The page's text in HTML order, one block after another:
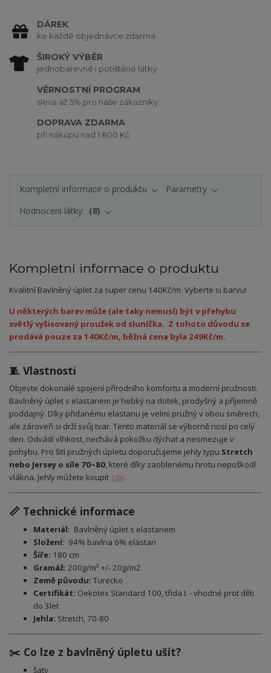
DÁREK
ke každé objednávce zdarma
ŠIROKÝ VÝBĚR
jednobarevné i potištěné látky
VĚRNOSTNÍ PROGRAM
sleva až 5% pro naše zákazníky
DOPRAVA ZDARMA
při nákupu nad 1 800 Kč
Kompletní informace o produktu
Parametry
Hodnocení látky:
8
Kompletní informace o produktu
Kvalitní Bavlněný úplet za super cenu 140Kč/m. Vyberte si barvu!
U některých barev může (ale taky nemusí) být v přehybu
světlý vyšisovaný proužek od sluníčka. Z tohoto důvodu se
prodává pouze za 140Kč/m, běžná cena byla 249Kč/m.
🧵 Vlastnosti
Objevte dokonalé spojení přírodního komfortu a moderní pružnosti.
Bavlněný úplet s elastanem je hebký na dotek, prodyšný a příjemně
poddajný. Díky přidanému elastanu je velmi pružný v obou směrech,
ale zároveň si drží svůj tvar. Tento materiál se výborně nosí po celý
den. Odvádí vlhkost, nechává pokožku dýchat a neomezuje v
pohybu. Pro šití pružných úpletu doporučujeme jehly typu Stretch
nebo Jersey o síle 70–80, které díky zaoblenému hrotu nepoškodí
vlákna. Jehly můžete koupit zde.
📏 Technické informace
Materiál: Bavlněný úplet s elastanem
Složení: 94% bavlna 6% elastan
Šíře: 180 cm
Gramáž: 200g/m² +/- 20g/m2
Země původu: Turecko
Certifikát: Oekotex Standard 100, třida I. - vhodné prot děti
do 3let
Jehla: Stretch, 70-80
✂️ Co lze z bavlněný úpletu ušít?
šaty